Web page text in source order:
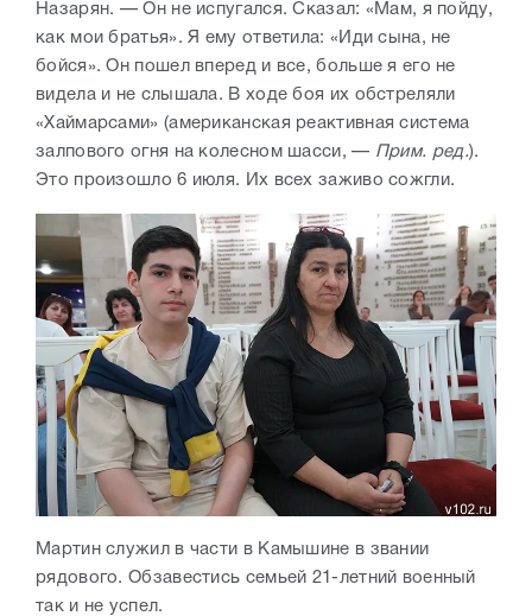
Назарян. — Он не испугался. Сказал: «Мам, я пойду,
как мои братья». Я ему ответила: «Иди сына, не
бойся». Он пошел вперед и все, больше я его не
видела и не слышала. В ходе боя их обстреляли
«Хаймарсами» (американская реактивная система
залпового огня на колесном шасси, — Прим. ред.).
Это произошло 6 июля. Их всех заживо сожгли.
Мартин служил в части в Камышине в звании
рядового. Обзавестись семьей 21-летний военный
так и не успел.